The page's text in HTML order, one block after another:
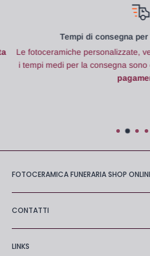
Tempi di consegna per
Le fotoceramiche personalizzate,
i tempi medi per la consegna sono di
FOTOCERAMICA FUNERARIA SHOP
fotoceramiche in tutta Europa
CONTATTI
Via Solferino n. 23
LINKS